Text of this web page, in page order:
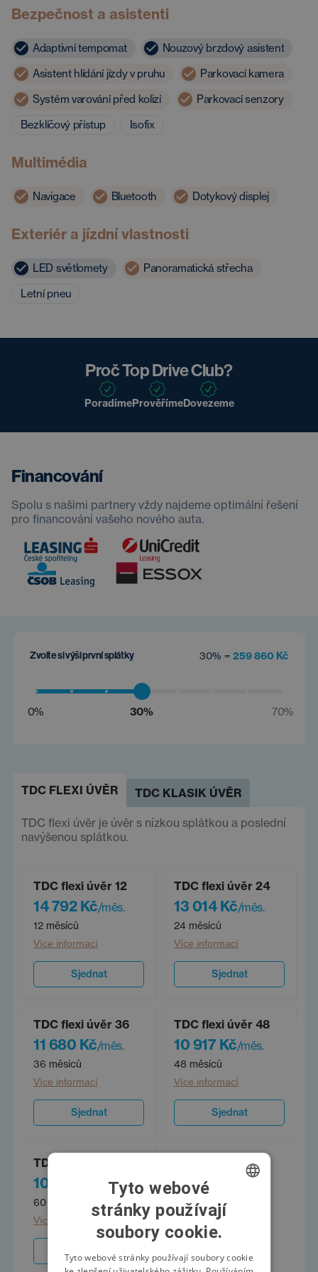
Bezpečnost a asistenti
Adaptivní tempomat
Nouzový brzdový asistent
Asistent hlídání jízdy v pruhu
Parkovací kamera
Systém varování před kolizí
Parkovací senzory
Bezklíčový přístup
Isofix
Multimédia
Navigace Bluetooth Dotykový displej
Exteriér a jízdní vlastnosti
LED světlomety
Panoramatická střecha
Letní pneu
Proč Top Drive Club?
PoradímePrověřímeDovezeme
Financování
Spolu s našimi partnery vždy najdeme optimální řešení
pro financování vašeho nového auta.
Zvolte si výši první splátky 30% = 259 860 Kč
0% 30% 70%
TDC FLEXI ÚVĚR TDC KLASIK ÚVĚR
TDC flexi úvěr je úvěr s nízkou splátkou a poslední
navýšenou splátkou.
TDC flexi úvěr 12
14 792 Kč/měs.
12 měsíců
Více informací
Sjednat
TDC flexi úvěr 24
13 014 Kč/měs.
24 měsíců
Více informací
Sjednat
TDC flexi úvěr 36
11 680 Kč/měs.
36 měsíců
Více informací
Sjednat
TDC flexi úvěr 48
10 917 Kč/měs.
48 měsíců
Více informací
Sjednat
TDC flexi úvěr 60
10 001 Kč /měs.
60 měsíců
Více informací
CZECH
SWEDISH
POLISH
Tyto webové
stránky používají
soubory cookie.
Tyto webové stránky používají soubory cookie